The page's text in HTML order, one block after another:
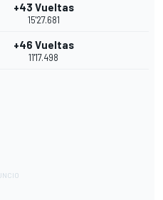
+43 Vueltas
15'27.681
+46 Vueltas
11'17.498